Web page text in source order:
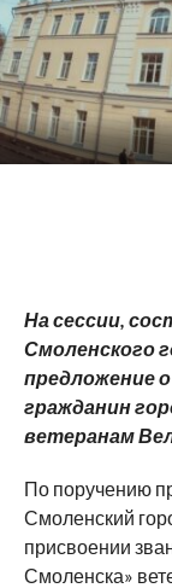
На сессии,
Смоленского
предложение
гражданин
ветеранам
По поручению
Смоленский
присвоении
Смоленска»